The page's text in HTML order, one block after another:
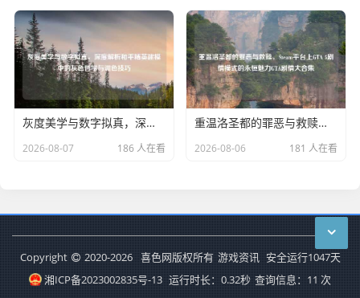
灰度美学与数字拟真，深度解析和平精英建模中的灰色哲学与调色技巧
2026-08-07 186 人在看
重温洛圣都的罪恶与救赎，Steam平台上GTA 5剧情模式的永恒魅力GTA剧情大合集
2026-08-06 181 人在看
Copyright 2020-2026 喜色网版权所有 游戏资讯 安全运行1047天
湘ICP备2023002835号-13 运行时长：0.32秒 查询信息：11 次